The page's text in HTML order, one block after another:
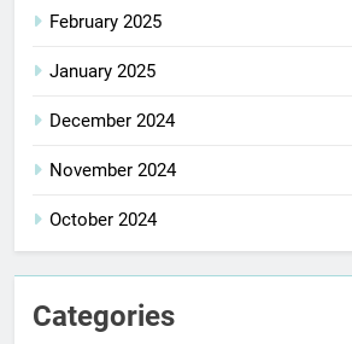
February 2025
January 2025
December 2024
November 2024
October 2024
Categories